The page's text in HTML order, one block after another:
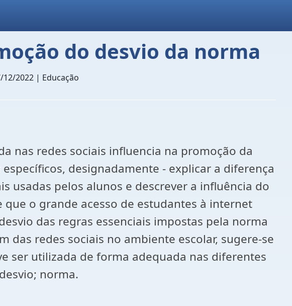
do desvio da norma
12/2022 | Educação
nas redes sociais influencia na promoção da
designadamente - explicar a diferença
usadas pelos alunos e descrever a influência do
o grande acesso de estudantes à internet
das regras essenciais impostas pela norma
redes sociais no ambiente escolar, sugere-se
ser utilizada de forma adequada nas diferentes
norma.